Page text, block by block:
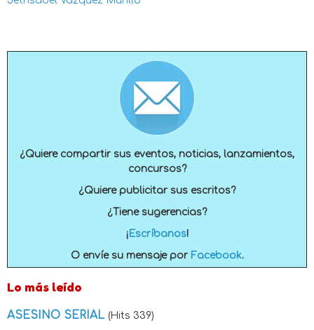
¿Quiere compartir sus eventos, noticias, lanzamientos,
concursos?
¿Quiere publicitar sus escritos?
¿Tiene sugerencias?
¡ Escríbanos!
O envíe su mensaje por Facebook.
Lo más leído
ASESINO SERIAL (Hits 339)